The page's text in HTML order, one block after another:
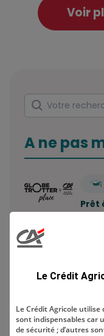
Voir
Rechercher
Votre recherche
A ne pas
Prêt
Le Crédit
Le Crédit Agricole utilise
sont indispensables car
de sécurité ; d’autres